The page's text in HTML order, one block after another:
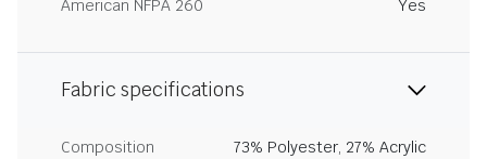
American NFPA 260
Yes
Fabric specifications
Composition
73% Polyester, 27% Acrylic